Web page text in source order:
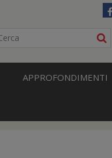
APPROFONDIMENTI